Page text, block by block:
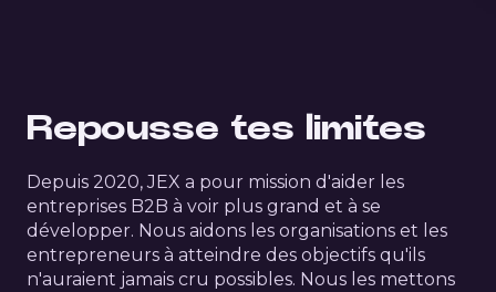
Repousse tes limites
Depuis 2020, JEX a pour mission d'aider les
entreprises B2B à voir plus grand et à se
développer. Nous aidons les organisations et les
entrepreneurs à atteindre des objectifs qu'ils
n'auraient jamais cru possibles. Nous les mettons